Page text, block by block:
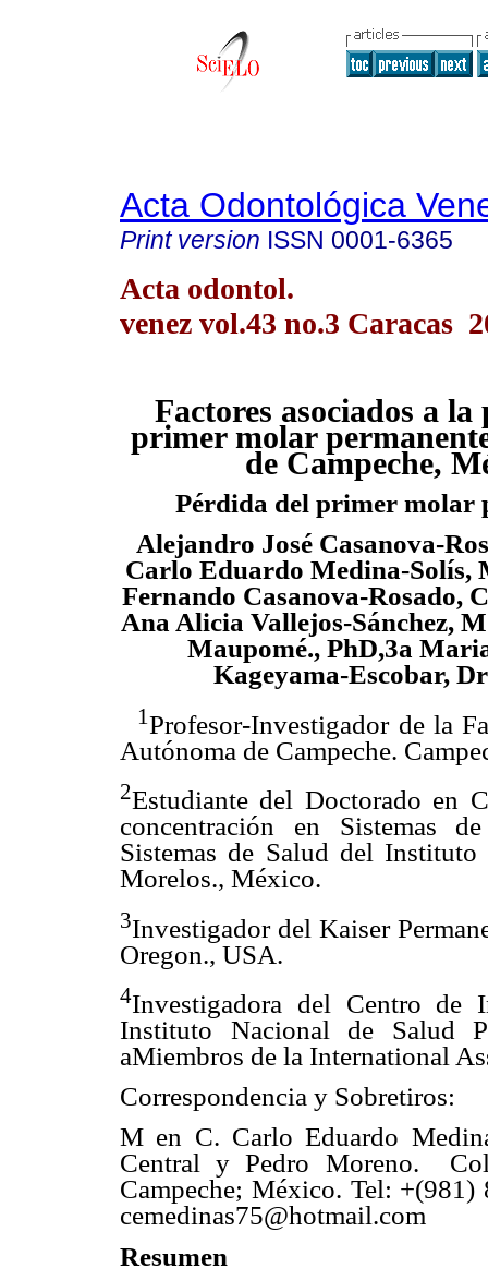
Acta Odontológica
Print version ISSN 0001-6365
Acta odontol.
venez vol.43 no.3 Caracas
Factores asociados a
primer molar
de Campeche,
Pérdida del primer molar
Alejandro José Casanova-
Carlo Eduardo Medina-Solís,
Fernando Casanova-Rosado,
Ana Alicia Vallejos-Sánchez,
Maupomé., PhD,3a
Kageyama-Escobar,
1Profesor-Investigador de la
Autónoma de Campeche.
2Estudiante del Doctorado en
concentración en Sistemas
Sistemas de Salud del
Morelos., México.
3Investigador del Kaiser
Oregon., USA.
4Investigadora del Centro de
Instituto Nacional de Salud
aMiembros de la International
Correspondencia y Sobretiros:
M en C. Carlo Eduardo
Central y Pedro Moreno.
Campeche; México. Tel:
cemedinas75@hotmail.com
Resumen